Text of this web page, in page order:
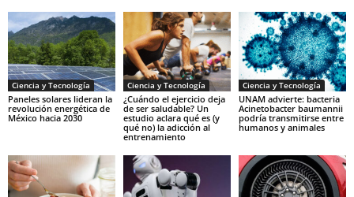
Ciencia y Tecnología
Paneles solares lideran la
revolución energética de
México hacia 2030
Ciencia y Tecnología
¿Cuándo el ejercicio deja
de ser saludable? Un
estudio aclara qué es (y
qué no) la adicción al
entrenamiento
Ciencia y Tecnología
UNAM advierte: bacteria
Acinetobacter baumannii
podría transmitirse entre
humanos y animales